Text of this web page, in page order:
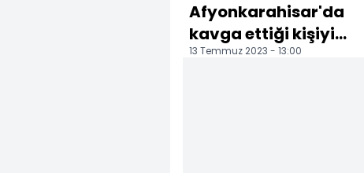
Afyonkarahisar'da
kavga ettiği kişiyi
bıçakla yaralayan
13 Temmuz 2023 - 13:00